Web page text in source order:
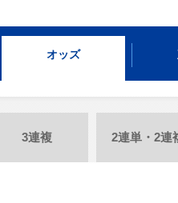
オッズ
3連複 2連単・2連